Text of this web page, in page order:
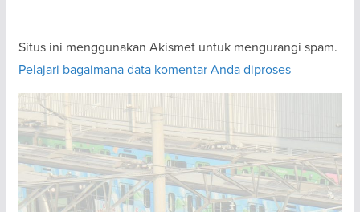
Situs ini menggunakan Akismet untuk mengurangi spam.
Pelajari bagaimana data komentar Anda diproses